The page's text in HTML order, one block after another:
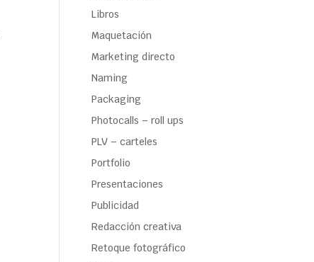
Libros
Maquetación
Marketing directo
Naming
Packaging
Photocalls – roll ups
PLV – carteles
Portfolio
Presentaciones
Publicidad
Redacción creativa
Retoque fotográfico